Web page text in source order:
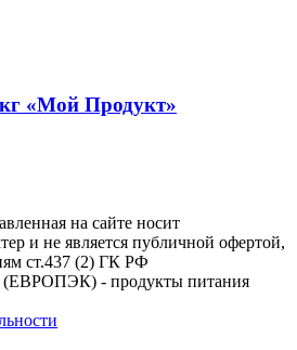
«Мой Продукт»
на сайте носит
и не является публичной офертой,
ст.437 (2) ГК РФ
(ЕВРОПЭК) - продукты питания